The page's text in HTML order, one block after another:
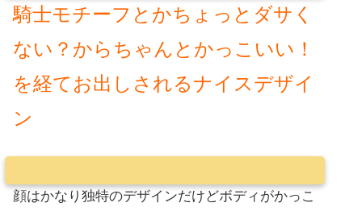
騎士モチーフとかちょっとダサく
ない？からちゃんとかっこいい！
を経てお出しされるナイスデザイ
ン
顔はかなり独特のデザインだけどボディがかっこ